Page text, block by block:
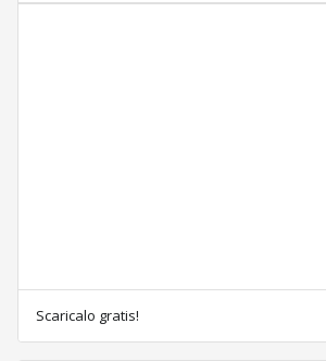
Scaricalo gratis!